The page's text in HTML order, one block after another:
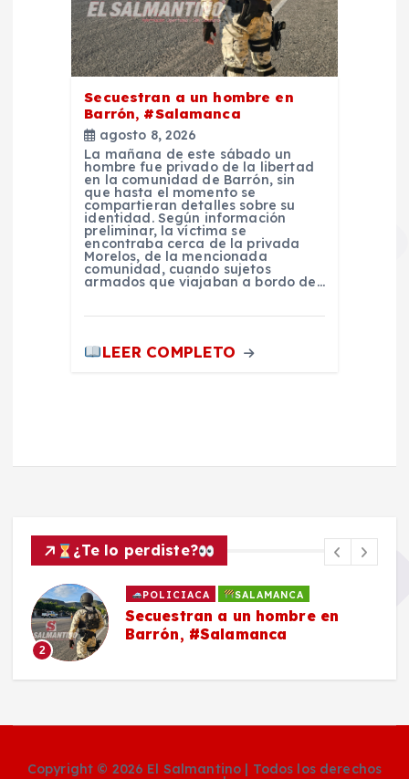
Secuestran a un hombre en
Barrón, #Salamanca
agosto 8, 2026
La mañana de este sábado un
hombre fue privado de la libertad
en la comunidad de Barrón, sin
que hasta el momento se
compartieran detalles sobre su
identidad. Según información
preliminar, la víctima se
encontraba cerca de la privada
Morelos, de la mencionada
comunidad, cuando sujetos
armados que viajaban a bordo de…
LEER COMPLETO
¿Te lo perdiste?
2
POLICIACA SALAMANCA
Secuestran a un hombre en
Barrón, #Salamanca
Copyright © 2026 El Salmantino | Todos los derechos